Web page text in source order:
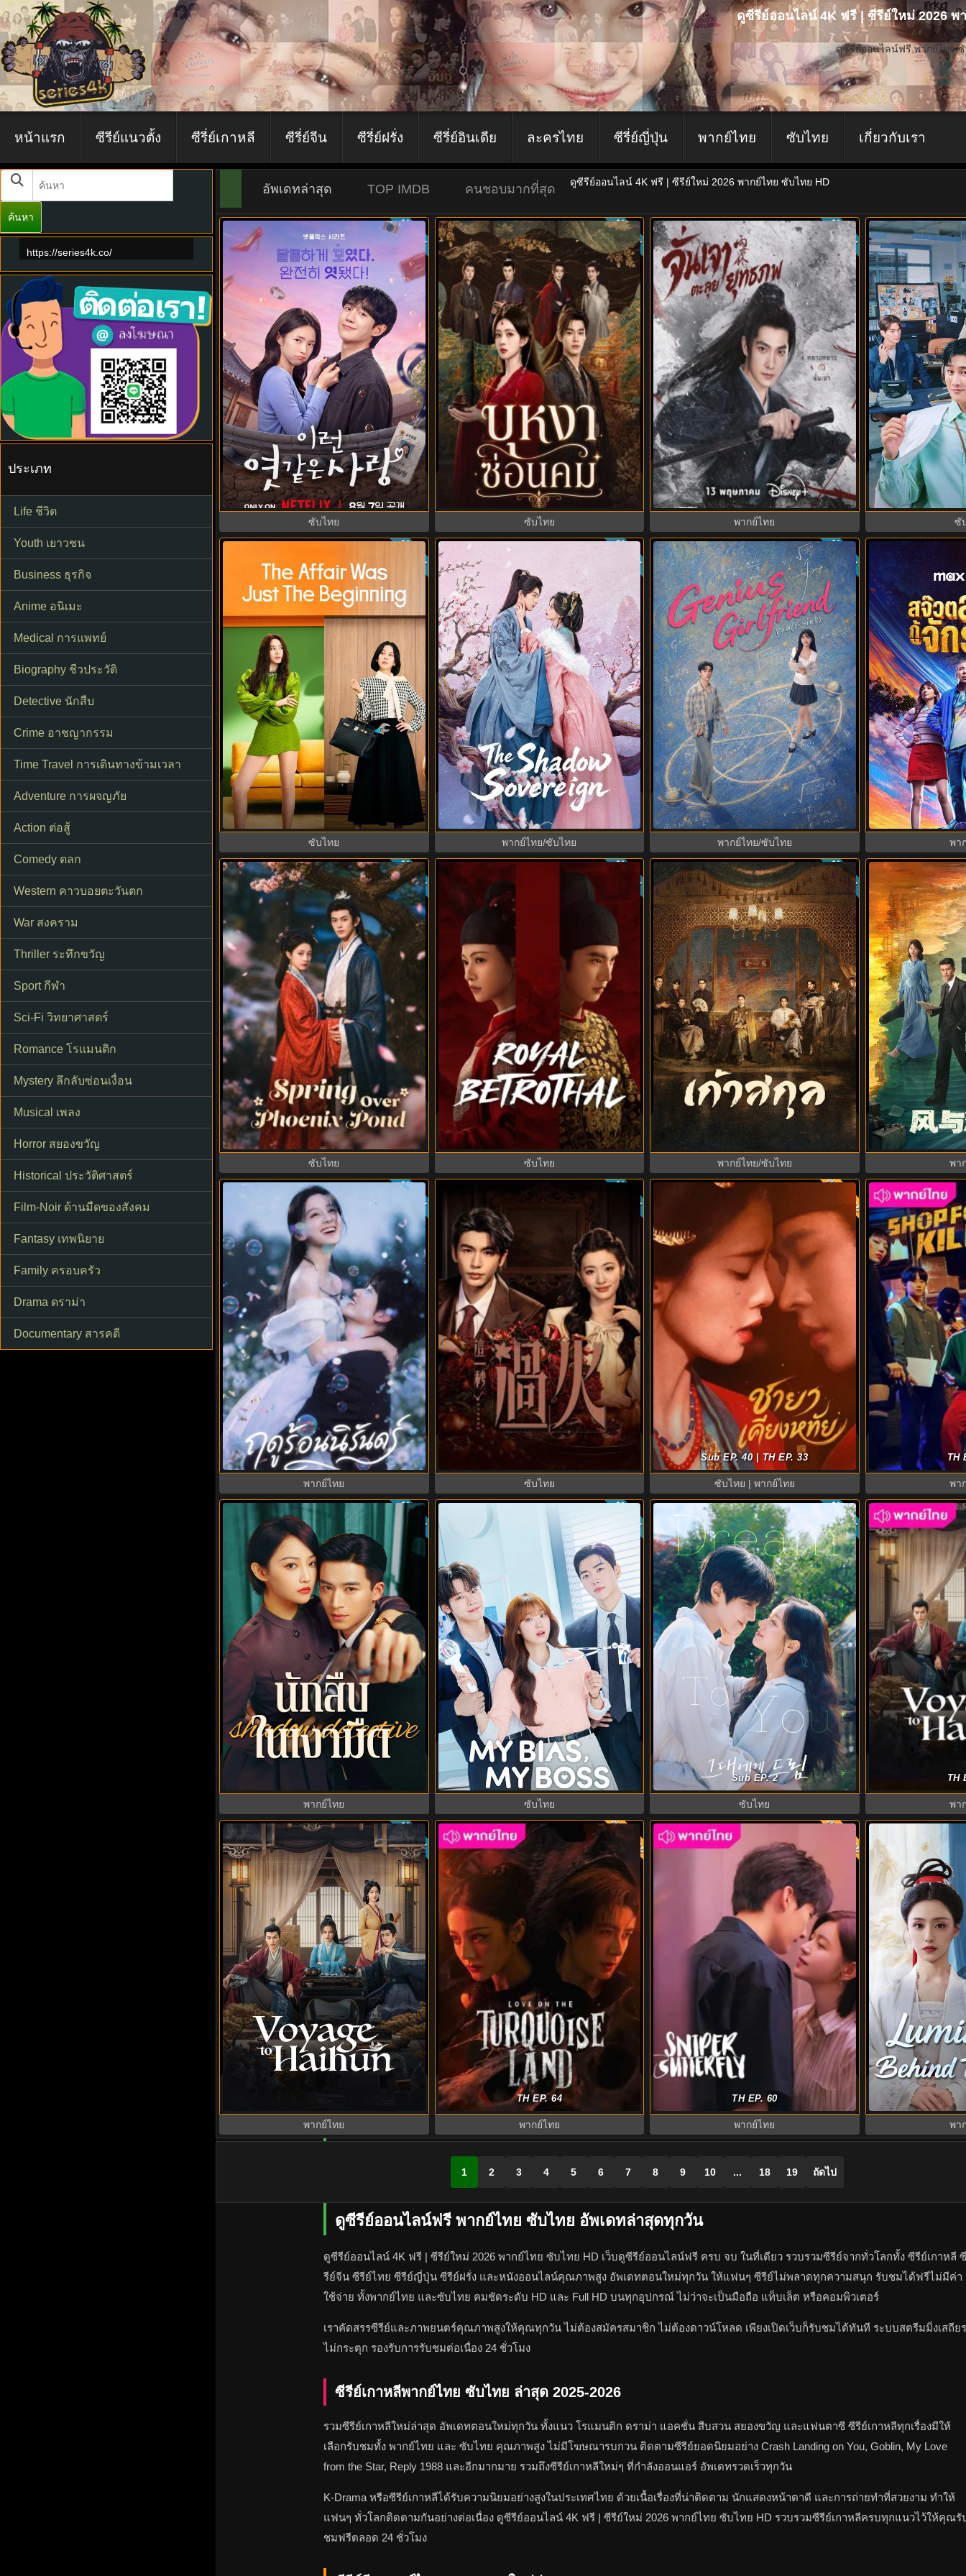
ดูซีรีย์ออนไลน์ 4K ฟรี | ซีรีย์ใหม่ 2026 พ
ดูซีรี่ย์ออนไลน์ฟรี พากย์ไทย
หน้าแรก ซีรีย์แนวตั้ง ซีรี่ย์เกาหลี ซีรี่ย์จีน ซีรี่ย์ฝรั่ง ซีรี่ย์อินเดีย ละครไทย ซีรี่ย์ญี่ปุ่น พากย์ไทย ซับไทย เกี่ยวกับเรา
ค้นหา
https://series4k.co/
ประเภท
Life ชีวิต
Youth เยาวชน
Business ธุรกิจ
Anime อนิเมะ
Medical การแพทย์
Biography ชีวประวัติ
Detective นักสืบ
Crime อาชญากรรม
Time Travel การเดินทางข้ามเวลา
Adventure การผจญภัย
Action ต่อสู้
Comedy ตลก
Western คาวบอยตะวันตก
War สงคราม
Thriller ระทึกขวัญ
Sport กีฬา
Sci-Fi วิทยาศาสตร์
Romance โรแมนติก
Mystery ลึกลับซ่อนเงื่อน
Musical เพลง
Horror สยองขวัญ
Historical ประวัติศาสตร์
Film-Noir ด้านมืดของสังคม
Fantasy เทพนิยาย
Family ครอบครัว
Drama ดราม่า
Documentary สารคดี
อัพเดทล่าสุด TOP IMDB คนชอบมากที่สุด ดูซีรีย์ออนไลน์ 4K ฟรี | ซีรีย์ใหม่ 2026 พากย์ไทย ซับไทย HD
Our Sticky Love รักติดหนึบ (2026)
พากย์ไทย ซับไทย EP.1-12
ซับไทย
ซับไทย
Blossom of Power (2026) บุหงาซ่อนคม
พากย์ไทย ซับไทย EP1-36
ซับไทย
ซับไทย
Zhan Zhao Adventures จั่นเจาตะลุยยุทธ
ภพ (2026) พากย์ไทย ซับไทย EP.1-37
(จบ)
5.0 ซับไทย
พากย์ไทย
Flex X Cop 2
(2026) พากย์ไ
8.0
ซั
The Affair Was Just The Beginning
ชู้รักอำพรางเลือด (2026) พากย์ไทย ซับ
ไทย EP.1-8
ซับไทย
ซับไทย
Princess Zhaoyang องค์หญิงเจาหยาง
(2026) พากย์ไทย ซับไทย EP.1-18
ซับไทย
พากย์ไทย/ซับไทย
Genius Girlfriend แฟนสาวอัจฉริยะ
(2026) พากย์ไทย ซับไทย EP.1-28
9.0 ซับไทย
พากย์ไทย/ซับไทย
Stuart Fails to
ล่มแผนกู้จักรวาล
ไทย
9.3
พา
Spring Over Phoenix Pond (2026) หงส์
คืนบัลลังก์แค้น พากย์ไทย ซับไทย EP1-
21
ซับไทย
ซับไทย
Royal Betrothal (2026) สัญญาวิวาห์
แห่งราชวงศ์ พากย์ไทย ซับไทย EP1-32
ซับไทย
ซับไทย
Mystic Nine เก้าสกุล (2026) พากย์ไทย
ซับไทย EP.1-30
9.0 ซับไทย
พากย์ไทย/ซับไทย
Silent Tides คลื่น
ไทย ซับ
9.5
พา
ฤดูร้อนนิรันดร์ (2026) Never-Ending
Summer พากย์ไทย EP.1-29
ซับไทย
พากย์ไทย
Overdo (2026) รักเกินแค้น พากย์ไทย
ซับไทย EP1-33 (จบ)
ซับไทย
ซับไทย
The First Jasmine ชายาเคียงหทัย
(2026) พากย์ไทย EP.1-40
พากย์ไทย
Sub EP. 40 | TH EP. 33
ซับไทย | พากย์ไทย
ดูซีรี่ย์ A Shop for
ซีซัน 2
8.0
TH
พา
Shadow Detective นักสืบในเงามืด
(2025) พากย์ไทย ซับไทย EP.1-24
ซับไทย
พากย์ไทย
My Bias, My Boss เมื่อเมนฉันเป็น
ประธานบริษัท (2026) พากย์ไทย ซับไทย
EP.1-12
ซับไทย
ซับไทย
Dream to You (2026) เติมฝันในใจเธอ
พากย์ไทย ซับไทย EP1-12
ซับไทย
Sub EP. 2
ซับไทย
to
8.0
TH
พา
Voyage to Haihun ทะลุเวลาปั้นฮ่องเต้
ซับไทย
พากย์ไทย
ครามพิฆาต (2025) Love on the
Turquoise Land พากย์ไทย EP.1-32
8.0 พากย์ไทย
TH EP. 64
พากย์ไทย
ผสานใจเพื่อรัก (2025) Sniper Butterfly
พากย์ไทย EP.1-30 (จบ)
8.0 พากย์ไทย
TH EP. 60
พากย์ไทย
Luminosity
ปฏิวัติ (2025)
พา
1 2 3 4 5 6 7 8 9 10 ... 18 19 ถัดไป
ดูซีรีย์ออนไลน์ฟรี พากย์ไทย ซับไทย อัพเดทล่าสุดทุกวัน
ดูซีรีย์ออนไลน์ 4K ฟรี | ซีรีย์ใหม่ 2026 พากย์ไทย ซับไทย HD เว็บดูซีรีย์ออนไลน์ฟรี ครบ จบ ในที่เดียว รวบรวมซีรีย์จากทั่วโลกทั้ง ซีรีย์เกาหลี ซี
รีย์จีน ซีรีย์ไทย ซีรีย์ญี่ปุ่น ซีรีย์ฝรั่ง และหนังออนไลน์คุณภาพสูง อัพเดทตอนใหม่ทุกวัน ให้แฟนๆ ซีรีย์ไม่พลาดทุกความสนุก รับชมได้ฟรีไม่มีค่า
ใช้จ่าย ทั้งพากย์ไทย และซับไทย คมชัดระดับ HD และ Full HD บนทุกอุปกรณ์ ไม่ว่าจะเป็นมือถือ แท็บเล็ต หรือคอมพิวเตอร์
เราคัดสรรซีรีย์และภาพยนตร์คุณภาพสูงให้คุณทุกวัน ไม่ต้องสมัครสมาชิก ไม่ต้องดาวน์โหลด เพียงเปิดเว็บก็รับชมได้ทันที ระบบสตรีมมิ่งเสถียร
ไม่กระตุก รองรับการรับชมต่อเนื่อง 24 ชั่วโมง
ซีรีย์เกาหลีพากย์ไทย ซับไทย ล่าสุด 2025-2026
รวมซีรีย์เกาหลีใหม่ล่าสุด อัพเดทตอนใหม่ทุกวัน ทั้งแนว โรแมนติก ดราม่า แอคชั่น สืบสวน สยองขวัญ และแฟนตาซี ซีรีย์เกาหลีทุกเรื่องมีให้
เลือกรับชมทั้ง พากย์ไทย และ ซับไทย คุณภาพสูง ไม่มีโฆษณารบกวน ติดตามซีรีย์ยอดนิยมอย่าง Crash Landing on You, Goblin, My Love
from the Star, Reply 1988 และอีกมากมาย รวมถึงซีรีย์เกาหลีใหม่ๆ ที่กำลังออนแอร์ อัพเดทรวดเร็วทุกวัน
K-Drama หรือซีรีย์เกาหลีได้รับความนิยมอย่างสูงในประเทศไทย ด้วยเนื้อเรื่องที่น่าติดตาม นักแสดงหน้าตาดี และการถ่ายทำที่สวยงาม ทำให้
แฟนๆ ทั่วโลกติดตามกันอย่างต่อเนื่อง ดูซีรีย์ออนไลน์ 4K ฟรี | ซีรีย์ใหม่ 2026 พากย์ไทย ซับไทย HD รวบรวมซีรีย์เกาหลีครบทุกแนวไว้ให้คุณรั
ชมฟรีตลอด 24 ชั่วโมง